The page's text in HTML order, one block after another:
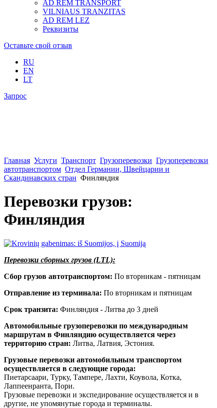
AD REM TRANSPORT
VILNIAUS TRANZITAS
AD REM LEZ
Реквизиты
Оставьте свой отзыв
RU
EN
LT
Запрос
Главная Услуги Транспорт Грузоперевозки Грузоперевозки
автотранспортом Отдел Германии, Швейцарии и
Скандинавских стран Финляндия
Перевозки грузов:
Финляндия
Перевозки сборных грузов (LTL):
Сбор грузов автотранспортом: По вторникам - пятницам
Отправление из терминала: По вторникам и пятницам
Срок транзита: Финляндия - Литва до 3 дней
Автомобильные грузоперевозки по международным
маршрутам в Финляндию осуществляется через
территорию стран: Литва, Латвия, Эстония.
Грузовые перевозки автомобильным транспортом
осуществляется в следующие города:
Пиетарсаари, Турку, Тампере, Лахти, Коувола, Котка,
Лаппеенранта, Пори.
Грузовые перевозки и экспедирование осуществляется и в
другие, не упомянутые города и терминалы.